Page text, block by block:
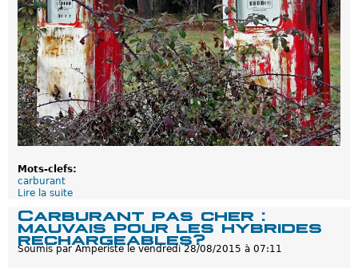
Mots-clefs:
carburant
Lire la suite
H
y
b
r
Carburant pas cher :
mauvais pour les hybrides
rechargeables?
Soumis parAmperistelevendredi 28/08/2015 à 07:11